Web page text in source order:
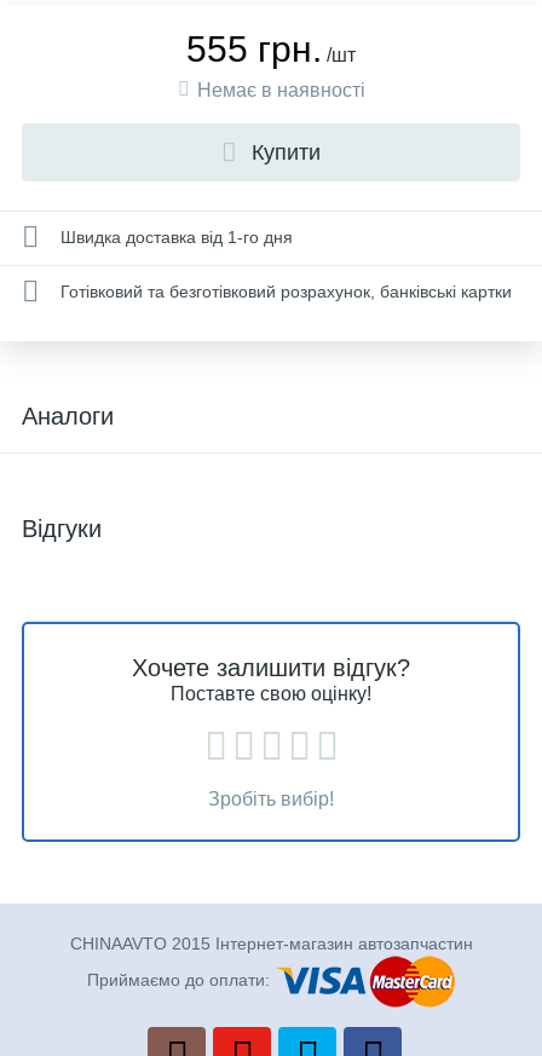
555 грн. /шт
Немає в наявності
Купити
Швидка доставка від 1-го дня
Готівковий та безготівковий розрахунок, банківські картки
Аналоги
Відгуки
Хочете залишити відгук?
Поставте свою оцінку!
Зробіть вибір!
CHINAAVTO 2015 Інтернет-магазин автозапчастин
Приймаємо до оплати: